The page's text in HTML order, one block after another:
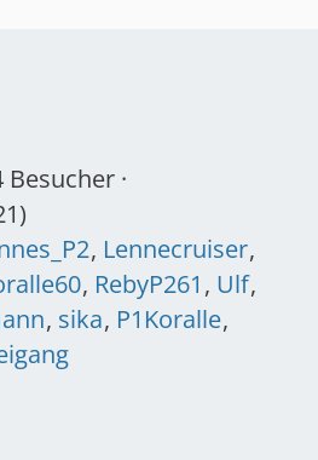
Besucher
)
Lennecruiser
RebyP261 Ulf
sika P1Koralle